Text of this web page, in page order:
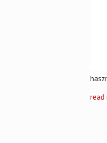
read